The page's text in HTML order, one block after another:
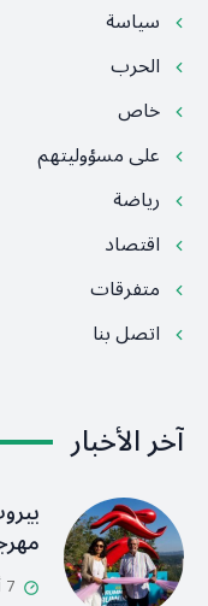
سياسة
الحرب
خاص
على مسؤوليتهم
رياضة
اقتصاد
متفرقات
اتصل بنا
آخر الأخبار
7 أغسطس، 2026